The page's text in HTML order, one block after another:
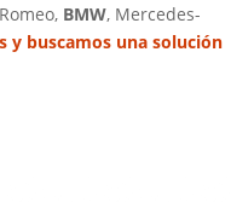
BMW, Mercedes-
y buscamos una solución